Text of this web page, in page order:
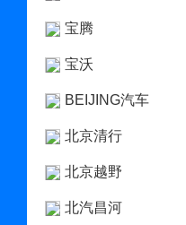
宝腾
宝沃
BEIJING汽车
北京清行
北京越野
北汽昌河